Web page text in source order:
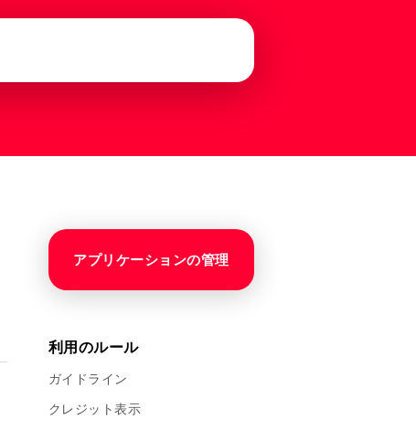
アプリケーションの管理
利用のルール
ガイドライン
クレジット表示